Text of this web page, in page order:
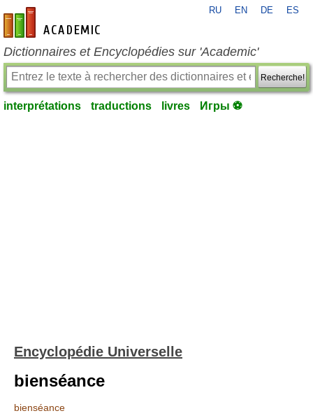
fr-academic.com
RU EN DE ES
Dictionnaires et Encyclopédies sur 'Academic'
Recherche!
interprétations traductions livres Игры ⚽
Encyclopédie Universelle
bienséance
bienséance